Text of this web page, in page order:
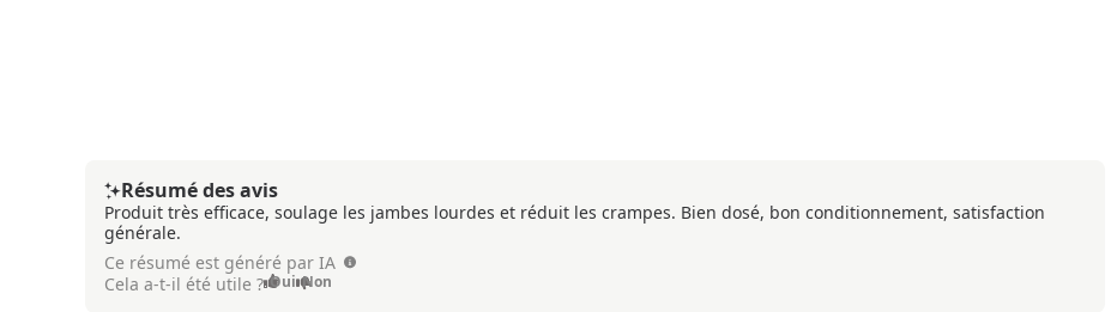
Résumé des avis
Produit très efficace, soulage les jambes lourdes et réduit les crampes. Bien dosé, bon conditionnement, satisfaction
générale.
Ce résumé est généré par IA
Cela a-t-il été utile ? Oui Non